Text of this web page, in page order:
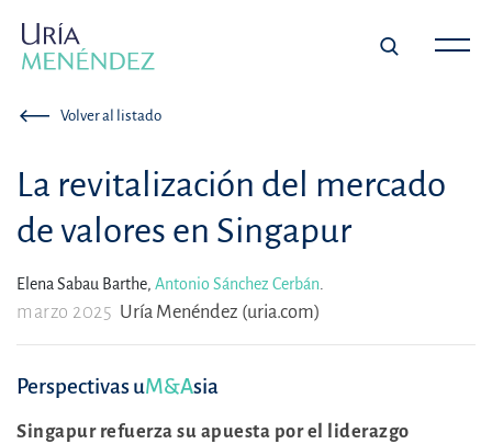
Volver al listado
La revitalización del mercado
de valores en Singapur
Elena Sabau Barthe, Antonio Sánchez Cerbán.
marzo 2025 Uría Menéndez (uria.com)
Perspectivas uM&Asia
Singapur refuerza su apuesta por el liderazgo